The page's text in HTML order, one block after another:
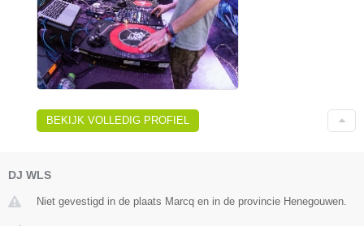
BEKIJK VOLLEDIG PROFIEL
DJ WLS
Niet gevestigd in de plaats Marcq en in de provincie Henegouwen.